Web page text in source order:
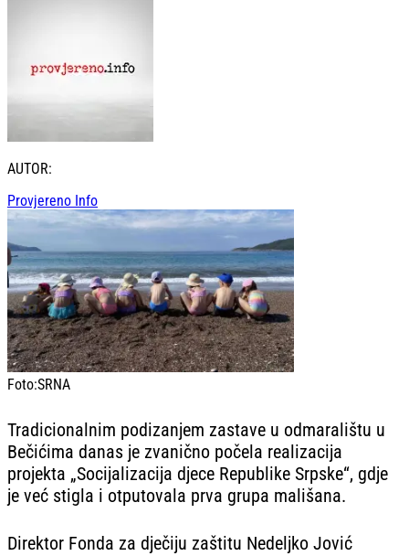
AUTOR:
Provjereno Info
Foto:SRNA
Tradicionalnim podizanjem zastave u odmaralištu u
Bečićima danas je zvanično počela realizacija
projekta „Socijalizacija djece Republike Srpske“, gdje
je već stigla i otputovala prva grupa mališana.
Direktor Fonda za dječiju zaštitu Nedeljko Jović